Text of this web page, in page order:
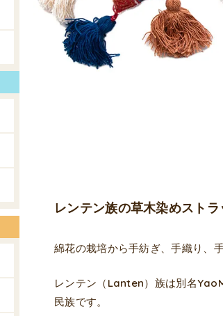
レンテン族の草木染めストラ
綿花の栽培から手紡ぎ、手織り、
レンテン（Lanten）族は別名
民族です。